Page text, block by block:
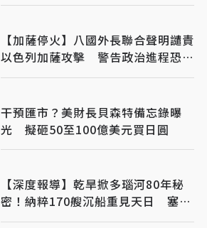
【加薩停火】八國外長聯合聲明譴責
以色列加薩攻擊 警告政治進程恐全
面脫軌
干預匯市？美財長貝森特備忘錄曝
光 擬砸50至100億美元買日圓
【深度報導】乾旱掀多瑙河80年秘
密！納粹170艘沉船重見天日 塞爾
維亞砸數億清障救航運命脈